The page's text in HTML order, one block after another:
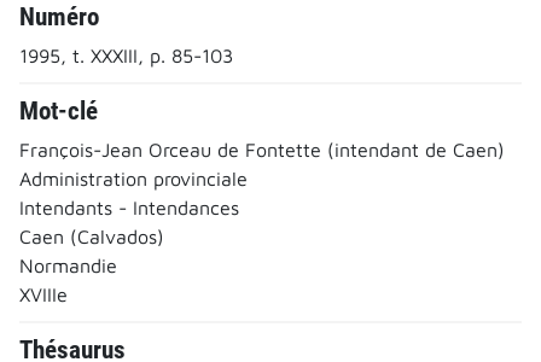
Numéro
1995, t. XXXIII, p. 85-103
Mot-clé
François-Jean Orceau de Fontette (intendant de Caen)
Administration provinciale
Intendants - Intendances
Caen (Calvados)
Normandie
XVIIIe
Thésaurus